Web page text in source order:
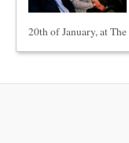
O bucatarie ca-n
Carte – Film –
ca-n filme,
20th of January, at